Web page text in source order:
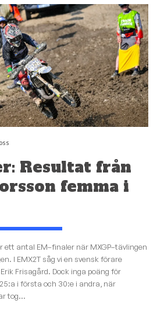
Resultat från
femma i
ett antal EM–finaler när MXGP–tävlingen
I EMX2T såg vi en svensk förare
Frisagård. Dock inga poäng för
i första och 30:e i andra, när
tog...